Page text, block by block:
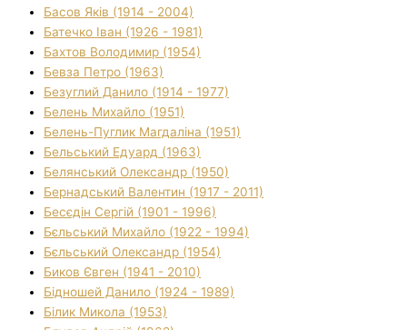
Басов Яків (1914 - 2004)
Батечко Іван (1926 - 1981)
Бахтов Володимир (1954)
Бевза Петро (1963)
Безуглий Данило (1914 - 1977)
Белень Михайло (1951)
Белень-Пуглик Магдаліна (1951)
Бельський Едуард (1963)
Белянський Олександр (1950)
Бернадський Валентин (1917 - 2011)
Бесєдін Сергій (1901 - 1996)
Бєльський Михайло (1922 - 1994)
Бєльський Олександр (1954)
Биков Євген (1941 - 2010)
Бідношей Данило (1924 - 1989)
Білик Микола (1953)